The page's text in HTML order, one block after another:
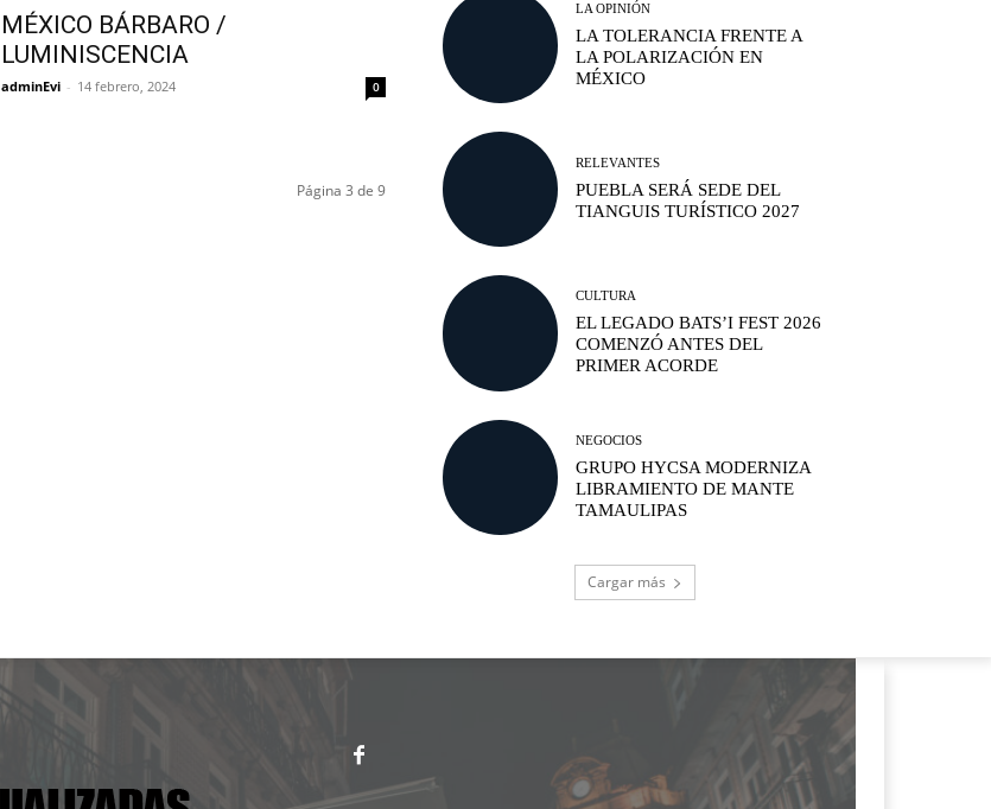
MÉXICO BÁRBARO /
LUMINISCENCIA
adminEvi - 14 febrero, 2024 0
Página 3 de 9
LA OPINIÓN
LA TOLERANCIA FRENTE A
LA POLARIZACIÓN EN
MÉXICO
RELEVANTES
PUEBLA SERÁ SEDE DEL
TIANGUIS TURÍSTICO 2027
CULTURA
EL LEGADO BATS’I FEST 2026
COMENZÓ ANTES DEL
PRIMER ACORDE
NEGOCIOS
GRUPO HYCSA MODERNIZA
LIBRAMIENTO DE MANTE
TAMAULIPAS
Cargar más